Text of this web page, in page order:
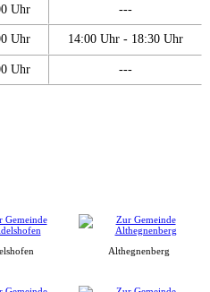
Uhr ---
Uhr 14:00 Uhr - 18:30 Uhr
Uhr ---
Althegnenberg